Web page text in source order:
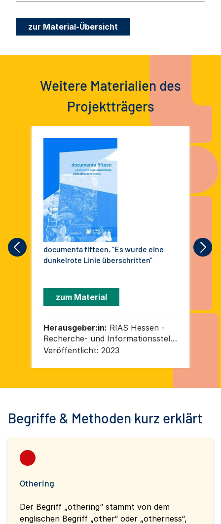
zur Material-Übersicht
Weitere Materialien des
Projektträgers
documenta fifteen. "Es wurde eine
dunkelrote Linie überschritten"
zum Material
Herausgeber:in: RIAS Hessen -
Recherche- und Informationsstelle
Antisemitismus Hessen am
Philipps-Universität Marburg
Veröffentlicht: 2023
Begriffe & Methoden kurz erklärt
Othering
Der Begriff „othering“ stammt von dem
englischen Begriff „other“ oder „otherness“,